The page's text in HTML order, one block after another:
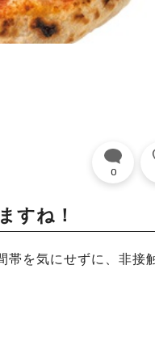
0
すね！
帯を気にせずに、非接